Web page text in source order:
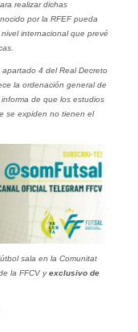
realizar dichas
por la RFEF pueda
internacional que prevé
4 del Real Decreto
la ordenación general de
de que los estudios
se expiden no tienen el
sala en la Comunitat
la FFCV yexclusivo de